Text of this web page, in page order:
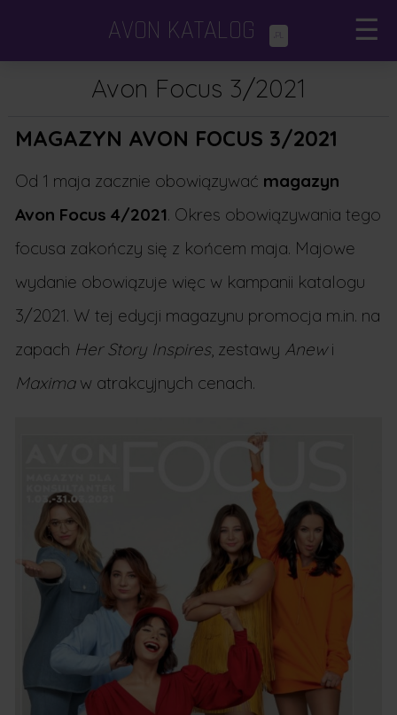
☰
AVON KATALOG .PL
Avon Focus 3/2021
MAGAZYN AVON FOCUS 3/2021
Od 1 maja zacznie obowiązywać magazyn
Avon Focus 4/2021. Okres obowiązywania tego
focusa zakończy się z końcem maja. Majowe
wydanie obowiązuje więc w kampanii katalogu
3/2021. W tej edycji magazynu promocja m.in. na
zapach Her Story Inspires, zestawy Anewi
Maximaw atrakcyjnych cenach.
×
Katalogi Avon
Dodatki i minikatalogi
Porady kosmetyczne